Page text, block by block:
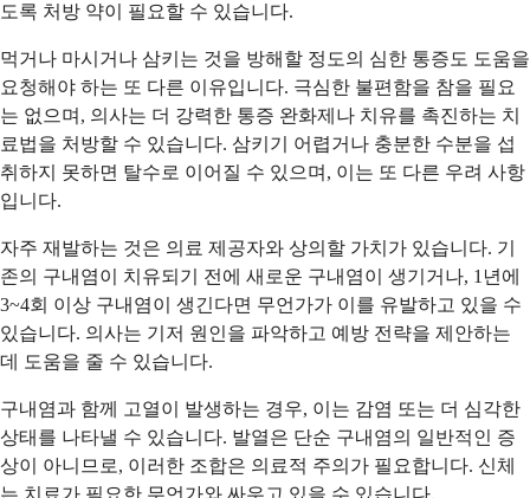
도록 처방 약이 필요할 수 있습니다.
먹거나 마시거나 삼키는 것을 방해할 정도의 심한 통증도 도움을
요청해야 하는 또 다른 이유입니다. 극심한 불편함을 참을 필요
는 없으며, 의사는 더 강력한 통증 완화제나 치유를 촉진하는 치
료법을 처방할 수 있습니다. 삼키기 어렵거나 충분한 수분을 섭
취하지 못하면 탈수로 이어질 수 있으며, 이는 또 다른 우려 사항
입니다.
자주 재발하는 것은 의료 제공자와 상의할 가치가 있습니다. 기
존의 구내염이 치유되기 전에 새로운 구내염이 생기거나, 1년에
3~4회 이상 구내염이 생긴다면 무언가가 이를 유발하고 있을 수
있습니다. 의사는 기저 원인을 파악하고 예방 전략을 제안하는
데 도움을 줄 수 있습니다.
구내염과 함께 고열이 발생하는 경우, 이는 감염 또는 더 심각한
상태를 나타낼 수 있습니다. 발열은 단순 구내염의 일반적인 증
상이 아니므로, 이러한 조합은 의료적 주의가 필요합니다. 신체